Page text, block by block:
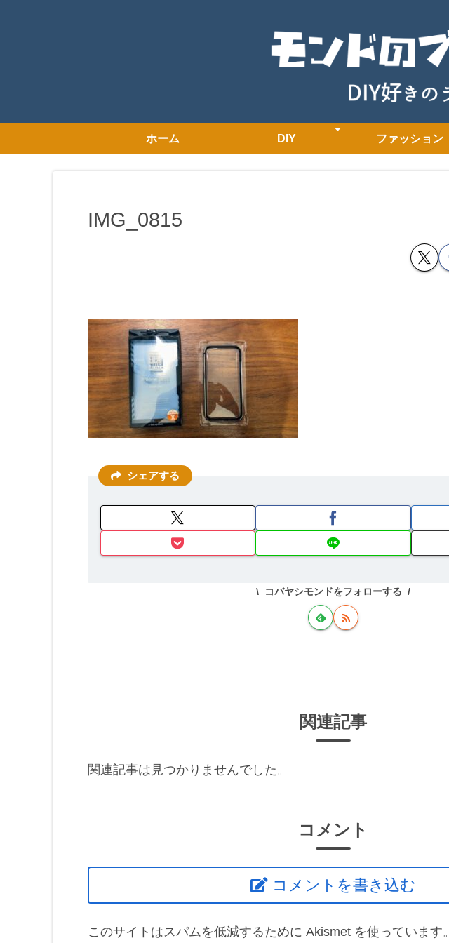
ホーム DIY ファッション
IMG_0815
シェアする
コバヤシモンドをフォローする
関連記事
関連記事は見つかりませんでした。
コメント
コメントを書き込む
このサイトはスパムを低減するために Akismet を使っています。